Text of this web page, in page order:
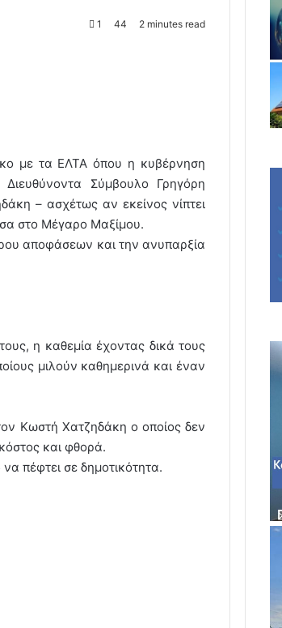
1 44 2 minutes read
με τα ΕΛΤΑ όπου η κυβέρνηση
Σύμβουλο Γρηγόρη
– ασχέτως αν εκείνος νίπτει
στο Μέγαρο Μαξίμου.
αποφάσεων και την ανυπαρξία
η καθεμία έχοντας δικά τους
μιλούν καθημερινά και έναν
Κωστή Χατζηδάκη ο οποίος δεν
και φθορά.
πέφτει σε δημοτικότητα.